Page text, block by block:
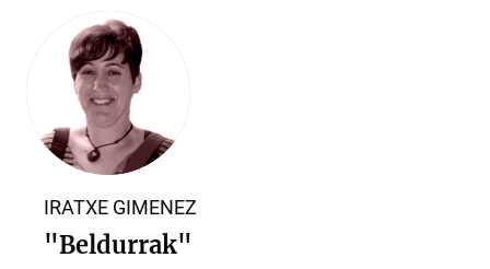
IRATXE GIMENEZ
"Beldurrak"